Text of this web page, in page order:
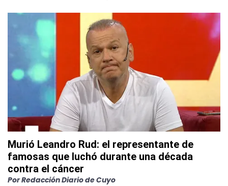
Murió Leandro Rud: el representante de
famosas que luchó durante una década
contra el cáncer
PorRedacción Diario de Cuyo